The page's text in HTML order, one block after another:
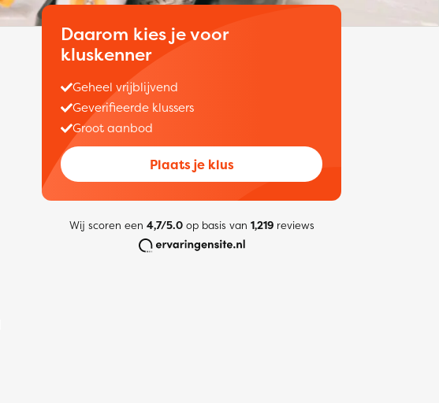
Daarom kies je voor
kluskenner
Geheel vrijblijvend
Geverifieerde klussers
Groot aanbod
Plaats je klus
Wij scoren een 4,7/5.0op basis van 1,219reviews